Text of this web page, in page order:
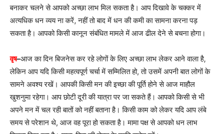
बनाकर चलने से आपको अच्छा लाभ मिल सकता है। आप दिखावे के चक्कर में
अत्यधिक धन व्यय ना करें, नहीं तो बाद में धन की कमी का सामना करना पड़
सकता है। आपको किसी कानून संबंधित मामले में आज ढील देने से बचना होगा।
वृष–आज का दिन बिजनेस कर रहे लोगों के लिए अच्छा लाभ लेकर आने वाला है,
लेकिन आप यदि किसी महत्वपूर्ण चर्चा में सम्मिलित हो, तो उसमें अपनी बात लोगों के
सामने अवश्य रखें। आपकी किसी मन की इच्छा की पूर्ति होने से आज माहौल
खुशनुमा रहेगा। आप छोटी दूरी की यात्रा पर जा सकते हैं। आपको किसी से भी
अपने मन में चल रही बातों को नहीं बताना है। किसी काम को लेकर यदि आप लंबे
समय से परेशान थे, आज वह पूरा हो सकता है। मामा पक्ष से आपको धन लाभ